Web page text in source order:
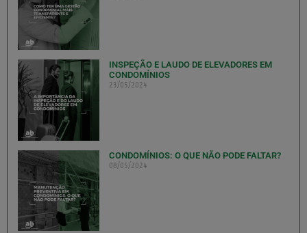
INSPEÇÃO E LAUDO DE ELEVADORES EM
CONDOMÍNIOS
23/05/2024
CONDOMÍNIOS: O QUE NÃO PODE FALTAR?
08/05/2024